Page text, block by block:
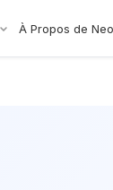
À Propos de